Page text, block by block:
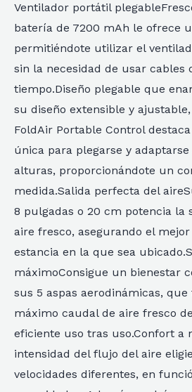
Ventilador portátil
batería de 7200 mAh le ofrece
permitiéndote utilizar el
sin la necesidad de usar cables
tiempo.Diseño plegable que
su diseño extensible y
FoldAir Portable Control
única para plegarse y
alturas, proporcionándote un
medida.Salida perfecta del
8 pulgadas o 20 cm potencia la
aire fresco, asegurando el
estancia en la que sea
máximoConsigue un bienestar
sus 5 aspas aerodinámicas,
máximo caudal de aire fresco
eficiente uso tras uso.Confort a
intensidad del flujo del aire
velocidades diferentes, en